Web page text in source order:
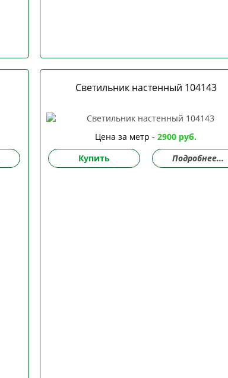
Светильник настенный 104143
Цена за метр -2900 руб.
Купить
Подробнее...